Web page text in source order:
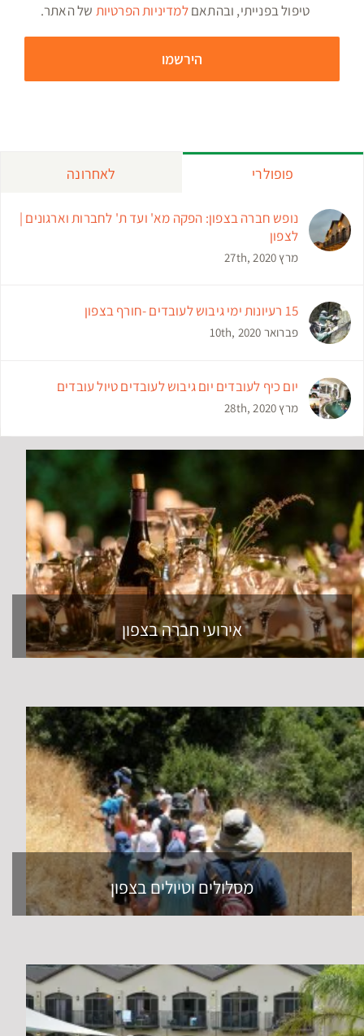
טיפול בפנייתי, ובהתאםלמדיניות הפרטיות של האתר.
פופולרי לאחרונה
נופש חברה בצפון: הפקה מא' ועד ת' לחברות וארגונים |
לצפון
מרץ 27th, 2020
15 רעיונות ימי גיבוש לעובדים -חורף בצפון
פברואר 10th, 2020
יום כיף לעובדים יום גיבוש לעובדים טיול עובדים
מרץ 28th, 2020
אירועי חברה בצפון
מסלולים וטיולים בצפון